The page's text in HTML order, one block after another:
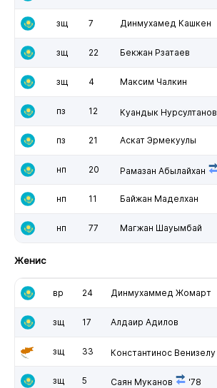
зщ 7 Динмухамед Кашкен
зщ 22 Бекжан Рзатаев
зщ 4 Максим Чалкин
пз 12 Куандык Нурсултанов
пз 21 Аскат Эрмекуулы
нп 20 Рамазан Абылайхан
нп 11 Байжан Маделхан
нп 77 Магжан Шауымбай
Женис
вр 24 Динмухаммед Жомарт
зщ 17 Алдаир Адилов
зщ 33 Константинос Венизелу
зщ 5 Саян Муканов '78